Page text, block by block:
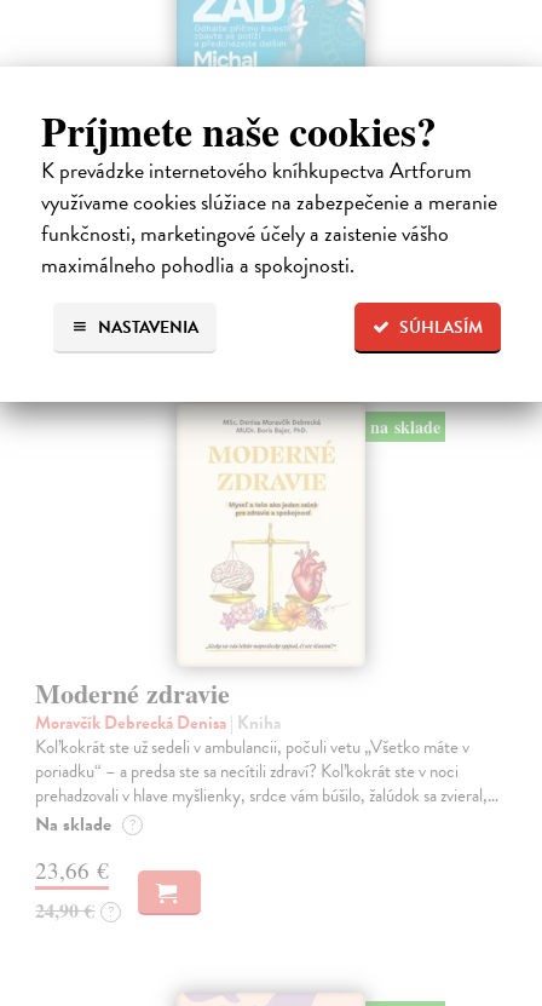
Príjmete naše cookies?
K prevádzke internetového kníhkupectva Artforum
využívame cookies slúžiace na zabezpečenie a meranie
funkčnosti, marketingové účely a zaistenie vášho
maximálneho pohodlia a spokojnosti.
SÚHLASÍM
NASTAVENIA
Kód zad
Novotný Michal| Kniha
Co dělat, když vás bolí záda? Cvičit?
Do 4 dní
17,96 €
19,95 € ?
na sklade
Moderné zdravie
Moravčík Debrecká Denisa| Kniha
Koľkokrát ste už sedeli v ambulancii, počuli vetu „Všetko máte v
poriadku“ – a predsa ste sa necítili zdraví? Koľkokrát ste v noci
prehadzovali v hlave myšlienky, srdce vám búšilo, žalúdok sa zvieral,…
Na sklade ?
23,66 €
24,90 € ?